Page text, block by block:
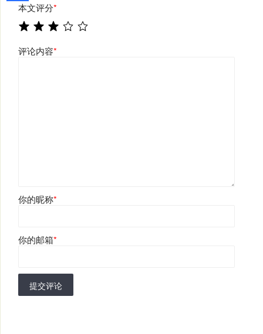
本文评分*
评论内容*
你的昵称*
你的邮箱*
提交评论